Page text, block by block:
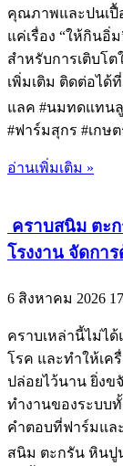
คุณภาพและปนเปื้
แค่เรื่อง “ให้กินอิ่
สำหรับการเติบโ
เพิ่มเติม ติดต่อได้ที่
แลค #นมทดแทน
#ฟาร์มสุกร #เกษ
อ่านเพิ่มเติม »
คราบสนิม ตะ
โรงงาน จัดกา
6 สิงหาคม 2026
คราบเหล่านี้ไม่ไ
โรค และทำให้เค
ปล่อยไว้นาน ยิ่งข
ทำงานของระบบทั้
คำตอบที่ฟาร์มแล
สนิม ตะกรัน หินปู